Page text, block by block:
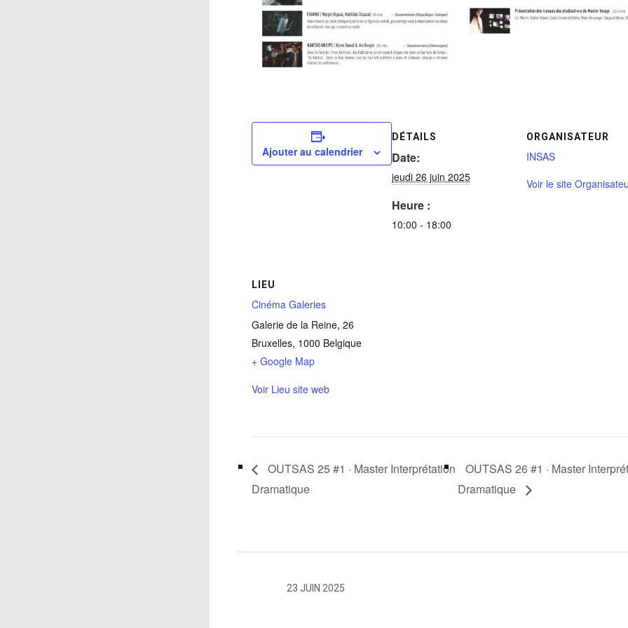
Ajouter au calendrier
DÉTAILS
Date:
jeudi 26 juin 2025
Heure :
10:00 - 18:00
ORGANISATEUR
INSAS
Voir le site
LIEU
Cinéma Galeries
Galerie de la Reine, 26
Bruxelles, 1000 Belgique
+ Google Map
Voir Lieu site web
OUTSAS 25 #1 · Master Interprétation
Dramatique
OUTSAS 26 #1 · Master
Dramatique
23 JUIN 2025